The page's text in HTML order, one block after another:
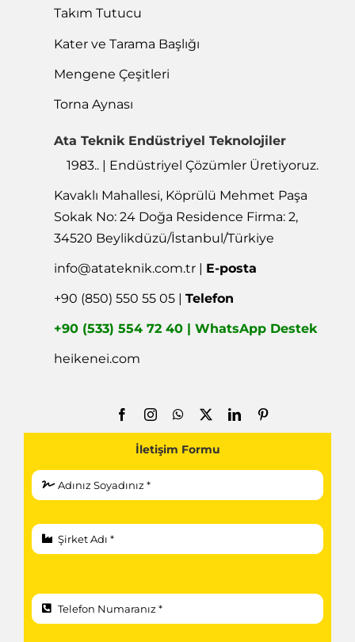
Takım Tutucu
Kater ve Tarama Başlığı
Mengene Çeşitleri
Torna Aynası
Ata Teknik Endüstriyel Teknolojiler
1983.. | Endüstriyel Çözümler Üretiyoruz.
Kavaklı Mahallesi, Köprülü Mehmet Paşa
Sokak No: 24 Doğa Residence Firma: 2,
34520 Beylikdüzü/İstanbul/Türkiye
info@atateknik.com.tr | E-posta
+90 (850) 550 55 05 |Telefon
+90 (533) 554 72 40 | WhatsApp Destek
heikenei.com
İletişim Formu